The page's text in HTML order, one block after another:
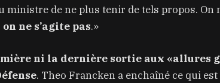
ministre de ne plus tenir de tels propos. On
ne s’agite pas.»
ni la dernière sortie aux «allures
. Theo Francken a enchaîné ce qui